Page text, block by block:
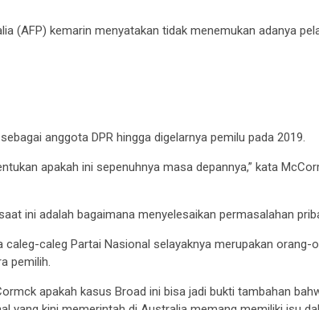
(AFP) kemarin menyatakan tidak menemukan adanya
anggota DPR hingga digelarnya pemilu pada 2019.
apakah ini sepenuhnya masa depannya,” kata
ini adalah bagaimana menyelesaikan permasalahan
caleg-caleg Partai Nasional selayaknya merupakan orang-
pemilih.
apakah kasus Broad ini bisa jadi bukti tambahan